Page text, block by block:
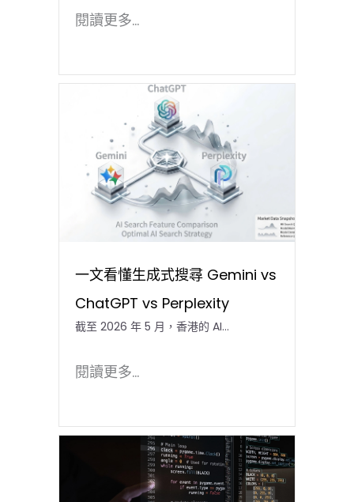
閱讀更多...
一文看懂生成式搜尋 Gemini vs
ChatGPT vs Perplexity
截至 2026 年 5 月，香港的 AI…
閱讀更多...